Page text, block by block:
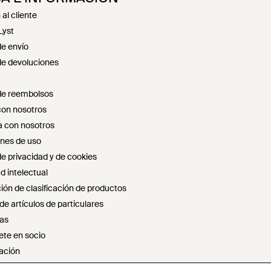
al cliente
envío
devoluciones
reembolsos
nosotros
con nosotros
de uso
privacidad y de cookies
intelectual
de clasificación de productos
artículos de particulares
en socio
ni compartir mi información personal